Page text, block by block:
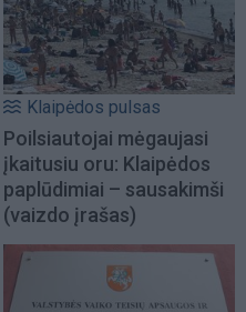
Klaipėdos pulsas
Poilsiautojai mėgaujasi
įkaitusiu oru: Klaipėdos
paplūdimiai – sausakimši
(vaizdo įrašas)